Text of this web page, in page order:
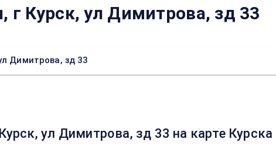
г Курск, ул Димитрова, зд 33
Димитрова, зд 33
ул Димитрова, зд 33 на карте Курска